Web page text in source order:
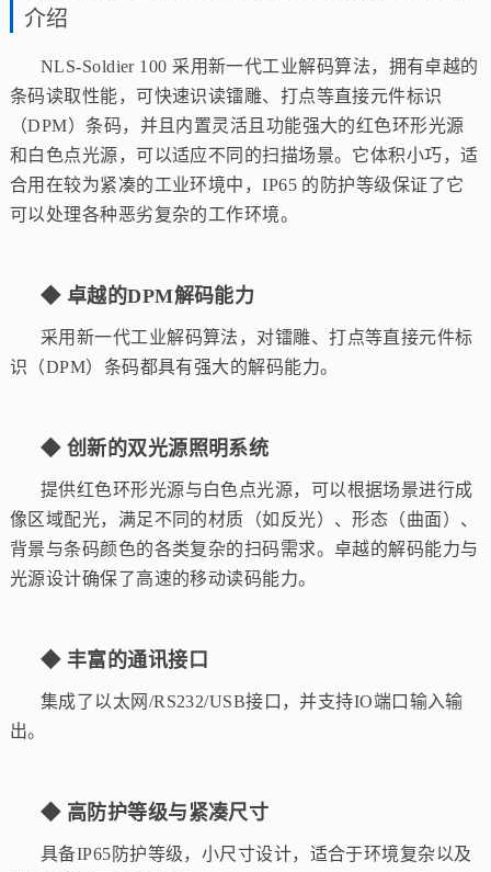
介绍
NLS-Soldier 100 采用新一代工业解码算法，拥有卓越的
条码读取性能，可快速识读镭雕、打点等直接元件标识
（DPM）条码，并且内置灵活且功能强大的红色环形光源
和白色点光源，可以适应不同的扫描场景。它体积小巧，适
合用在较为紧凑的工业环境中，IP65 的防护等级保证了它
可以处理各种恶劣复杂的工作环境。
◆ 卓越的DPM解码能力
采用新一代工业解码算法，对镭雕、打点等直接元件标
识（DPM）条码都具有强大的解码能力。
◆ 创新的双光源照明系统
提供红色环形光源与白色点光源，可以根据场景进行成
像区域配光，满足不同的材质（如反光）、形态（曲面）、
背景与条码颜色的各类复杂的扫码需求。卓越的解码能力与
光源设计确保了高速的移动读码能力。
◆ 丰富的通讯接口
集成了以太网/RS232/USB接口，并支持IO端口输入输
出。
◆ 高防护等级与紧凑尺寸
具备IP65防护等级，小尺寸设计，适合于环境复杂以及